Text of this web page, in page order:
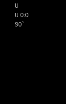
U
U 0:0
90`